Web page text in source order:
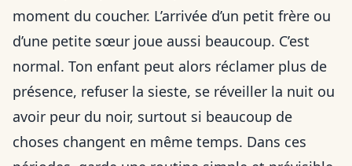
moment du coucher. L’arrivée d’un petit frère ou
d’une petite sœur joue aussi beaucoup. C’est
normal. Ton enfant peut alors réclamer plus de
présence, refuser la sieste, se réveiller la nuit ou
avoir peur du noir, surtout si beaucoup de
choses changent en même temps. Dans ces